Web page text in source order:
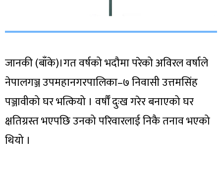
जानकी (बाँके)।गत वर्षको भदौमा परेको अविरल वर्षाले
नेपालगञ्ज उपमहानगरपालिका–७ निवासी उत्तमसिंह
पञ्जावीको घर भत्कियो । वर्षौँ दुःख गरेर बनाएको घर
क्षतिग्रस्त भएपछि उनको परिवारलाई निकै तनाव भएको
थियो ।